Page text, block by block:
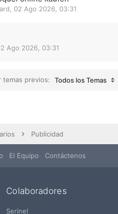
02 Ago 2026, 03:31
Ago 2026, 03:31
temas previos: Todos los Temas
Publicidad
El Equipo Contáctenos
Colaboradores
Serinel